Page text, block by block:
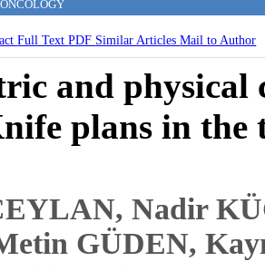
Full TextPDF Similar ArticlesMail to Author
and
plans in the
Nadir
GÜDEN,